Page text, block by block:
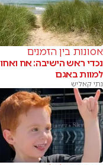
אסונות בין הזמנים
נכדי ראש הישיבה: אח
למוות באגם
נתי קאליש